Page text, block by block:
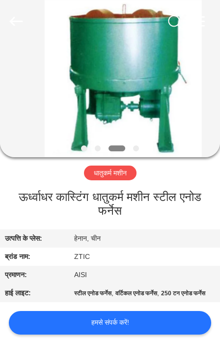
हमारे
भ्रमण
गुणवत्ता
नियंत्रण
संपर्क
धातुकर्म मशीन
ऊर्ध्वाधर कास्टिंग धातुकर्म मशीन स्टील एनोड
फर्नेस
उत्पत्ति के प्लेस: हेनान, चीन
ब्रांड नाम: ZTIC
प्रमाणन: AISI
हाई लाइट: स्टील एनोड फर्नेस,वर्टिकल एनोड फर्नेस,250 टन एनोड फर्नेस
हमसे संपर्क करें!